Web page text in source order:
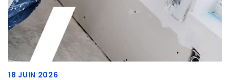
18 JUIN 2026